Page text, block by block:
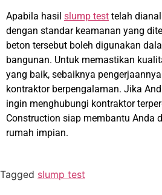
Apabila hasil slump test telah
dengan standar keamanan yang
beton tersebut boleh digunakan
bangunan. Untuk memastikan
yang baik, sebaiknya
kontraktor berpengalaman. Jika
ingin menghubungi kontraktor
Construction siap membantu Anda
rumah impian.
Tagged slump test